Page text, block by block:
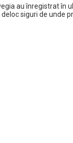
au înregistrat în
siguri de unde